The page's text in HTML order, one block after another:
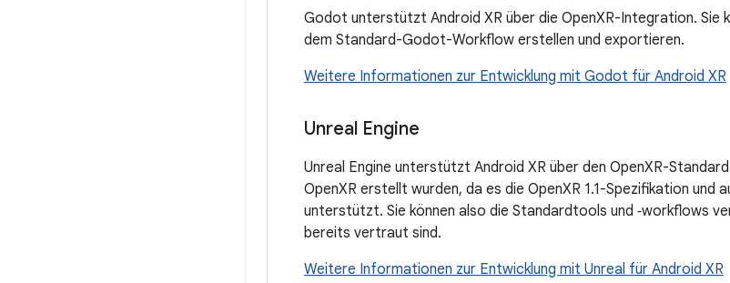
Godot unterstützt Android XR über die OpenXR-Integration. Sie
dem Standard-Godot-Workflow erstellen und exportieren.
Weitere Informationen zur Entwicklung mit Godot für Android XR
Unreal Engine
Unreal Engine unterstützt Android XR über den OpenXR-
OpenXR erstellt wurden, da es die OpenXR 1.1-Spezifikation und
unterstützt. Sie können also die Standardtools und ‑workflows
bereits vertraut sind.
Weitere Informationen zur Entwicklung mit Unreal für Android XR